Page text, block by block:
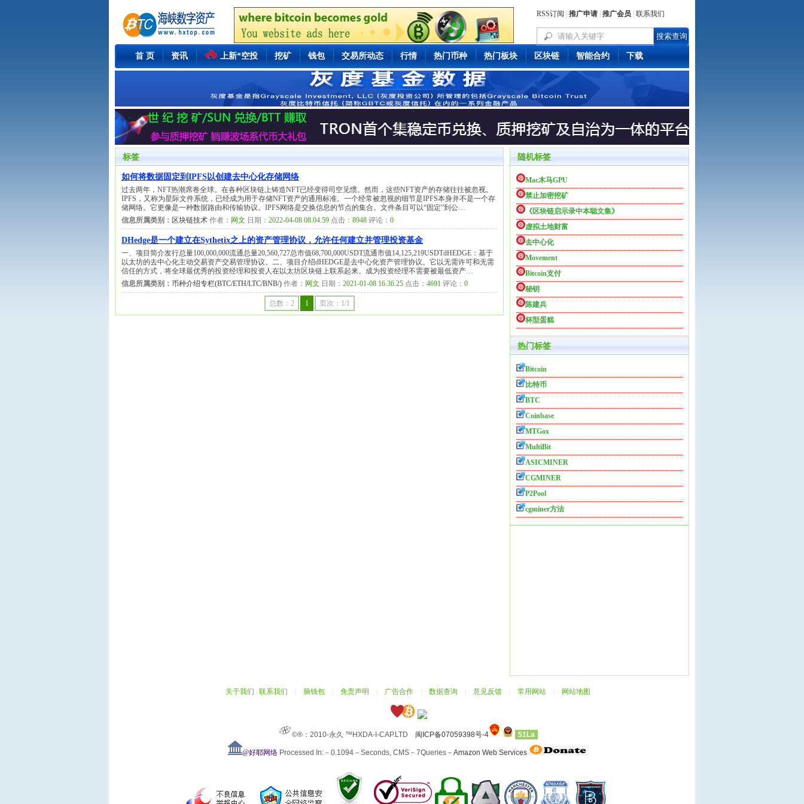
RSS订阅 推广申请 推广会员 联系我们
首 页 资讯 上新*空投 挖矿 钱包 交易所动态 行情 热门币种 热门板块 区块链 智能合约 下载
标签
如何将数据固定到IPFS以创建去中心化存储网络
过去两年，NFT热潮席卷全球。在各种区块链上铸造NFT已经变得司空见惯。然而，这些NFT资产的存储往往被忽视。
IPFS，又称为星际文件系统，已经成为用于存储NFT资产的通用标准。一个经常被忽视的细节是IPFS本身并不是一个存
储网络。它更像是一种数据路由和传输协议。IPFS网络是交换信息的节点的集合。文件条目可以“固定”到公…
信息所属类别： 区块链技术 作者： 网文 日期： 2022-04-08 08.04.59 点击： 8948 评论： 0
DHedge是一个建立在Sythetix之上的资产管理协议，允许任何建立并管理投资基金
一、项目简介发行总量100,000,000流通总量20,560,727总市值68,700,000USDT流通市值14,125,219USDTdHEDGE：基于
以太坊的去中心化主动交易资产交易管理协议。二、项目介绍dHEDGE是去中心化资产管理协议。它以无需许可和无需
信任的方式，将全球最优秀的投资经理和投资人在以太坊区块链上联系起来。成为投资经理不需要被最低资产…
信息所属类别： 币种介绍专栏(BTC/ETH/LTC/BNB/) 作者： 网文 日期： 2021-01-08 16.36.25 点击： 4691 评论： 0
总数：2 1 页次：1/1
随机标签
Mac木马GPU
禁止加密挖矿
《区块链启示录中本聪文集》
虚拟土地财富
去中心化
Movement
Bitcoin支付
秘钥
陈建兵
杯型蛋糕
热门标签
Bitcoin
比特币
BTC
Coinbase
MTGox
MultiBit
ASICMINER
CGMINER
P2Pool
cgminer方法
关于我们 联系我们 脑钱包 免责声明 广告合作 数据查询 意见反馈 常用网站 网站地图
©®：2010-永久 ™HXDA-I-CAP.LTD 闽ICP备07059398号-4 51La
@好耶网络 Processed In:－0.1094－Seconds, CMS－7Queries－ Amazon Web Services